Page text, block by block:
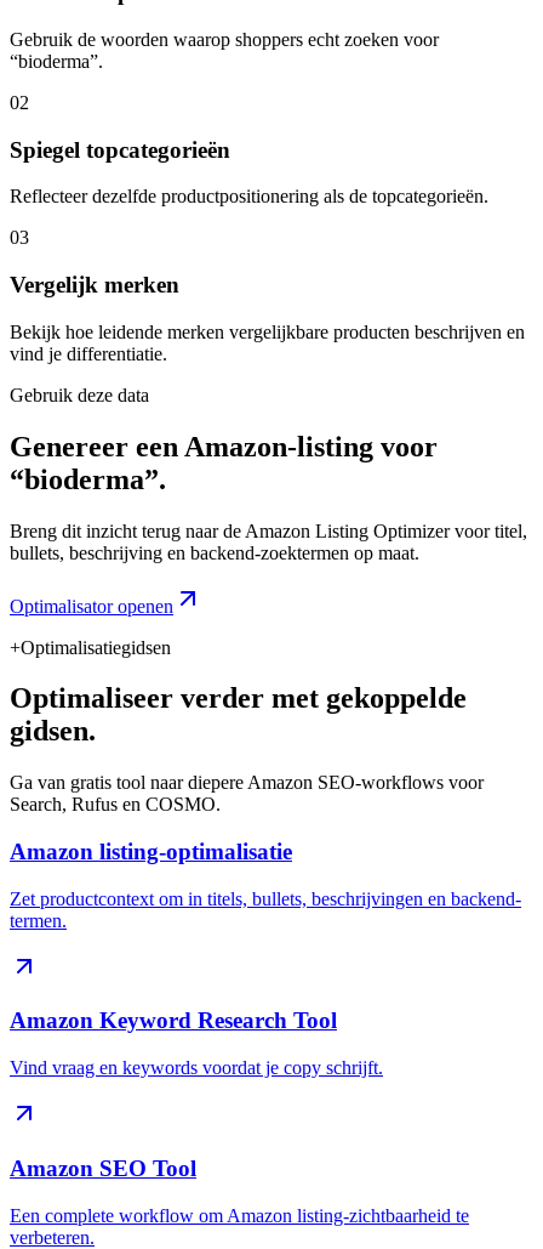
Gebruik de woorden waarop shoppers echt zoeken voor
“bioderma”.
02
Spiegel topcategorieën
Reflecteer dezelfde productpositionering als de topcategorieën.
03
Vergelijk merken
Bekijk hoe leidende merken vergelijkbare producten beschrijven en
vind je differentiatie.
Gebruik deze data
Genereer een Amazon-listing voor
“bioderma”.
Breng dit inzicht terug naar de Amazon Listing Optimizer voor titel,
bullets, beschrijving en backend-zoektermen op maat.
Optimalisator openen
+Optimalisatiegidsen
Optimaliseer verder met gekoppelde
gidsen.
Ga van gratis tool naar diepere Amazon SEO-workflows voor
Search, Rufus en COSMO.
Amazon listing-optimalisatie
Zet productcontext om in titels, bullets, beschrijvingen en backend-
termen.
Amazon Keyword Research Tool
Vind vraag en keywords voordat je copy schrijft.
Amazon SEO Tool
Een complete workflow om Amazon listing-zichtbaarheid te
verbeteren.